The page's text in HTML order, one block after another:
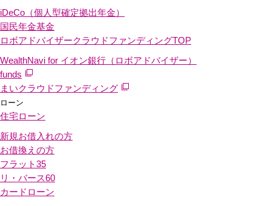
iDeCo（個人型確定拠出年金）
国民年金基金
ロボアドバイザークラウドファンディングTOP
WealthNavi for イオン銀行（ロボアドバイザー）
funds
まいクラウドファンディング
ローン
住宅ローン
新規お借入れの方
お借換えの方
フラット35
リ・バース60
カードローン